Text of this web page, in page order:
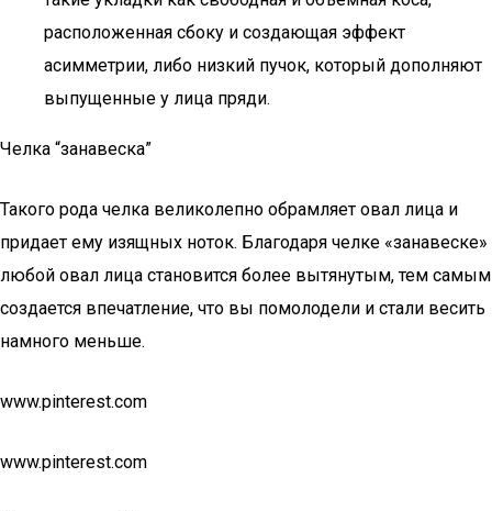
расположенная сбоку и создающая эффект
асимметрии, либо низкий пучок, который дополняют
выпущенные у лица пряди.
Челка “занавеска”
Такого рода челка великолепно обрамляет овал лица и
придает ему изящных ноток. Благодаря челке «занавеске»
любой овал лица становится более вытянутым, тем самым
создается впечатление, что вы помолодели и стали весить
намного меньше.
www.pinterest.com
www.pinterest.com